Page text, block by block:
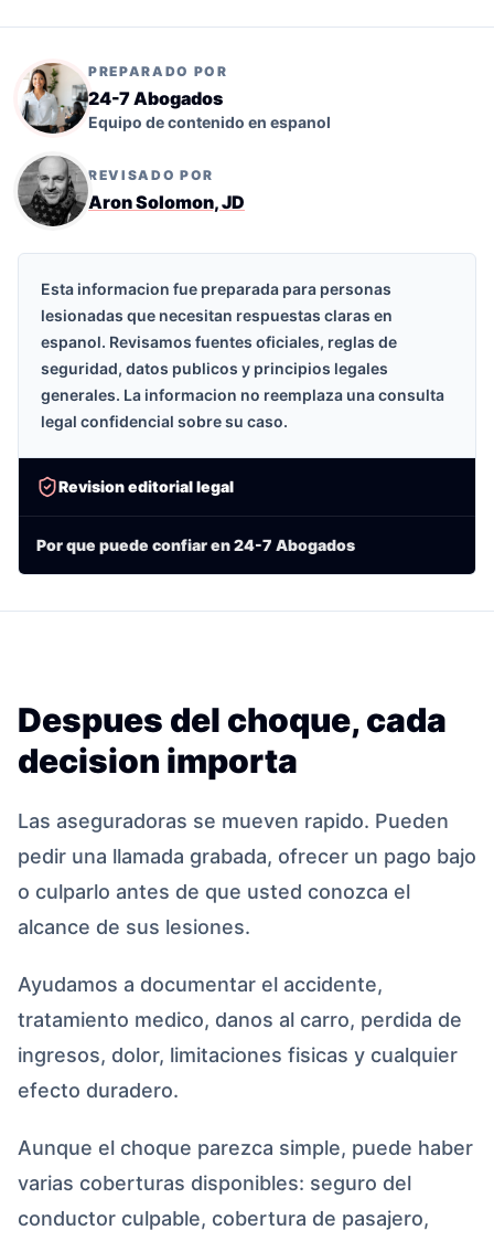
PREPARADO POR
24-7 Abogados
Equipo de contenido en espanol
REVISADO POR
Aron Solomon, JD
Esta informacion fue preparada para personas
lesionadas que necesitan respuestas claras en
espanol. Revisamos fuentes oficiales, reglas de
seguridad, datos publicos y principios legales
generales. La informacion no reemplaza una consulta
legal confidencial sobre su caso.
Revision editorial legal
Por que puede confiar en 24-7 Abogados
Despues del choque, cada
decision importa
Las aseguradoras se mueven rapido. Pueden
pedir una llamada grabada, ofrecer un pago bajo
o culparlo antes de que usted conozca el
alcance de sus lesiones.
Ayudamos a documentar el accidente,
tratamiento medico, danos al carro, perdida de
ingresos, dolor, limitaciones fisicas y cualquier
efecto duradero.
Aunque el choque parezca simple, puede haber
varias coberturas disponibles: seguro del
conductor culpable, cobertura de pasajero,